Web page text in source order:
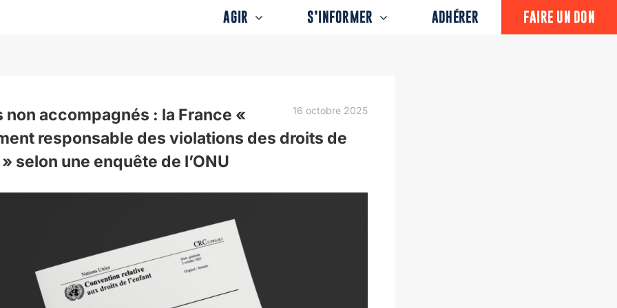
AGIR S’INFORMER ADHÉRER FAIRE UN DON
16 octobre 2025
non accompagnés : la France «
responsable des violations des droits de
selon une enquête de l’ONU